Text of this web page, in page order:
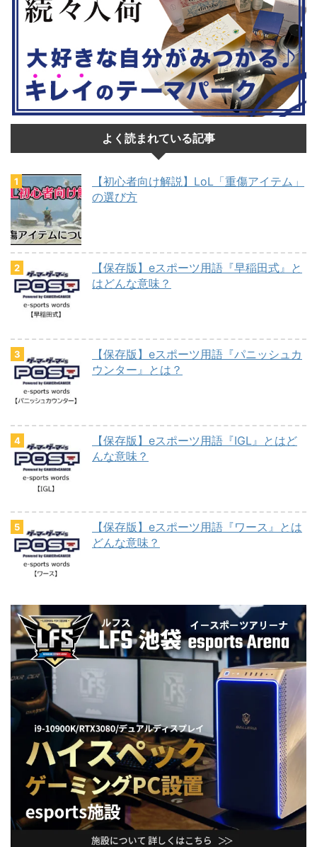
よく読まれている記事
【初心者向け解説】LoL「重傷アイテム」
の選び方
【保存版】eスポーツ用語『早稲田式』と
はどんな意味？
【保存版】eスポーツ用語『パニッシュカ
ウンター』とは？
【保存版】eスポーツ用語『IGL』とはど
んな意味？
【保存版】eスポーツ用語『ワース』とは
どんな意味？